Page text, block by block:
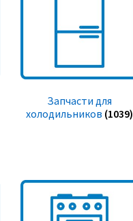
Запчасти для
холодильников (1039)